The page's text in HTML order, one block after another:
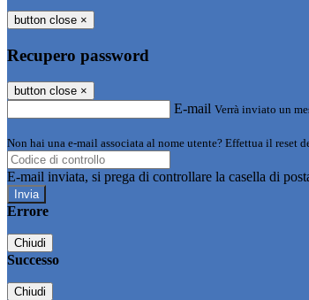
button close ×
Recupero password
button close ×
E-mail Verrà inviato un
Non hai una e-mail associata al nome utente? Effettua il reset
E-mail inviata, si prega di controllare la casella di
Errore
Chiudi
Successo
Chiudi